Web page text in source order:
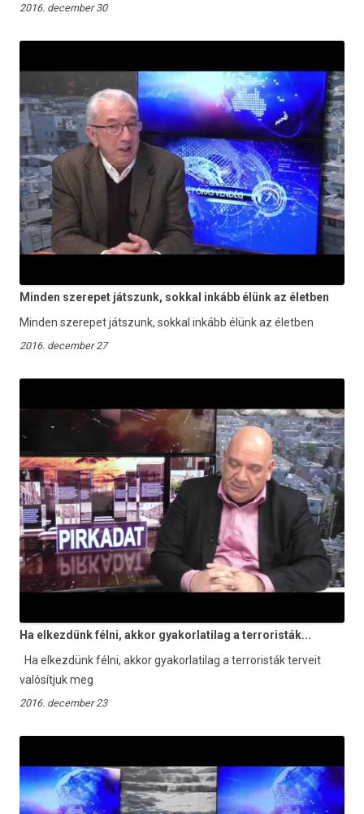
2016. december 30
Minden szerepet játszunk, sokkal inkább élünk az életben
Minden szerepet játszunk, sokkal inkább élünk az életben
2016. december 27
Ha elkezdünk félni, akkor gyakorlatilag a terroristák...
Ha elkezdünk félni, akkor gyakorlatilag a terroristák terveit
valósítjuk meg
2016. december 23